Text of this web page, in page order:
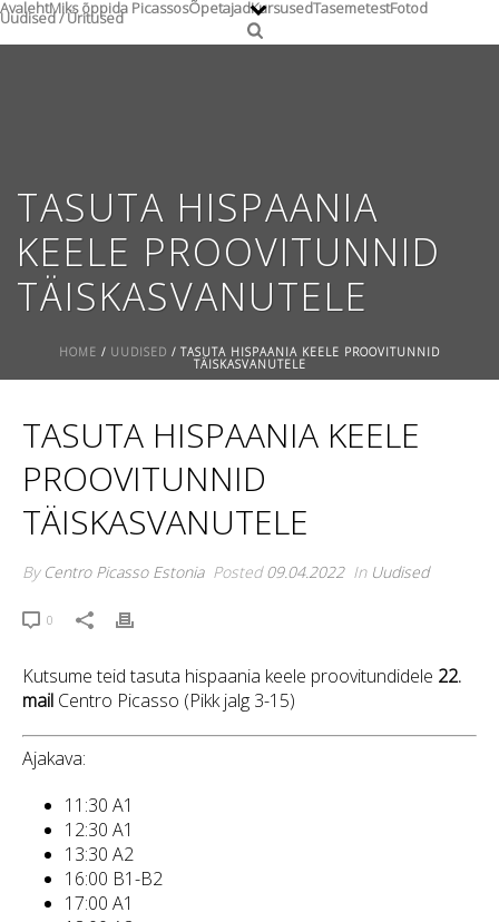
AvalehtMiks õppida PicassosÕpetajadKursusedTasemetestFotod
Uudised / Üritused
TASUTA HISPAANIA
KEELE PROOVITUNNID
TÄISKASVANUTELE
HOME / UUDISED / TASUTA HISPAANIA KEELE PROOVITUNNID
TÄISKASVANUTELE
TASUTA HISPAANIA KEELE
PROOVITUNNID
TÄISKASVANUTELE
By Centro Picasso Estonia Posted09.04.2022 In Uudised
0
Kutsume teid tasuta hispaania keele proovitundidele 22.
mail Centro Picasso (Pikk jalg 3-15)
Ajakava:
11:30 A1
12:30 A1
13:30 A2
16:00 B1-B2
17:00 A1